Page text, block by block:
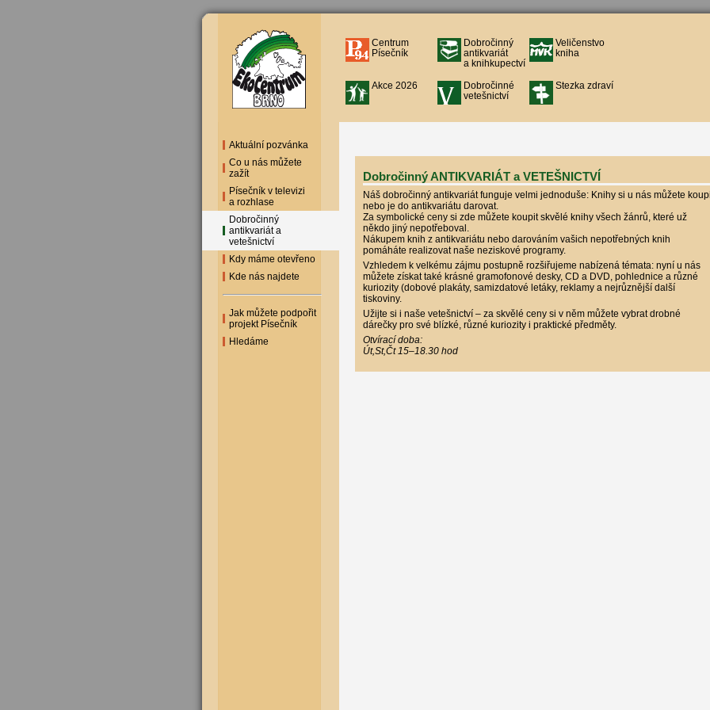
Centrum
Písečník
Dobročinný
antikvariát
a knihkupectví
Veličenstvo
kniha
Akce 2026
Dobročinné
vetešnictví
Stezka zdraví
Aktuální pozvánka
Co u nás můžete
zažít
Písečník v televizi
a rozhlase
Dobročinný
antikvariát a
vetešnictví
Kdy máme otevřeno
Kde nás najdete
Jak můžete podpořit
projekt Písečník
Hledáme
Dobročinný ANTIKVARIÁT a VETEŠNICTVÍ
Náš dobročinný antikvariát funguje velmi jednoduše: Knihy si u nás můžete
nebo je do antikvariátu darovat.
Za symbolické ceny si zde můžete koupit skvělé knihy všech žánrů, které už
někdo jiný nepotřeboval.
Nákupem knih z antikvariátu nebo darováním vašich nepotřebných knih
pomáháte realizovat naše neziskové programy.
Vzhledem k velkému zájmu postupně rozšiřujeme nabízená témata: nyní u nás
můžete získat také krásné gramofonové desky, CD a DVD, pohlednice a různé
kuriozity (dobové plakáty, samizdatové letáky, reklamy a nejrůznější další
tiskoviny.
Užijte si i naše vetešnictví – za skvělé ceny si v něm můžete vybrat drobné
dárečky pro své blízké, různé kuriozity i praktické předměty.
Otvírací doba:
Út,St,Čt 15–18.30 hod